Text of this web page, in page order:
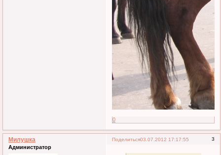
0
Поделиться 3
03.07.2012 17:17:55
Милушка
Администратор